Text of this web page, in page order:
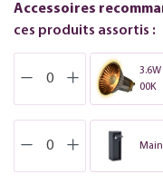
Accessoires
ces produits assortis :
00K